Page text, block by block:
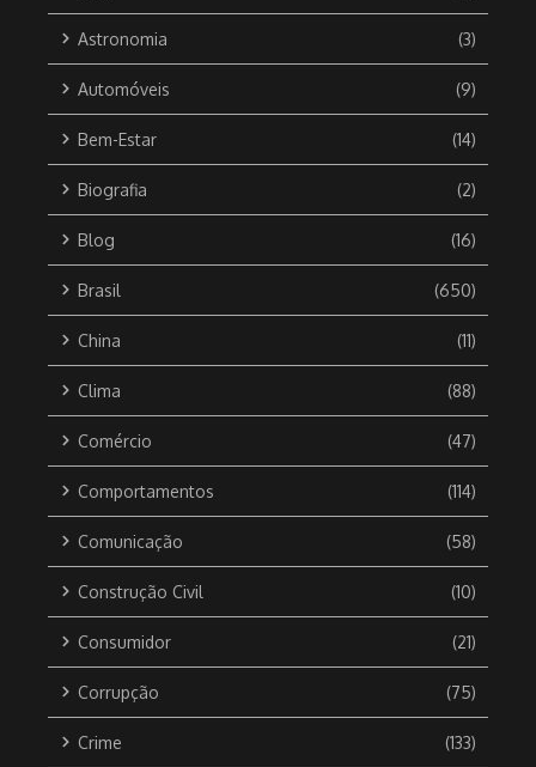
Astronomia (3)
Automóveis (9)
Bem-Estar (14)
Biografia (2)
Blog (16)
Brasil (650)
China (11)
Clima (88)
Comércio (47)
Comportamentos (114)
Comunicação (58)
Construção Civil (10)
Consumidor (21)
Corrupção (75)
Crime (133)